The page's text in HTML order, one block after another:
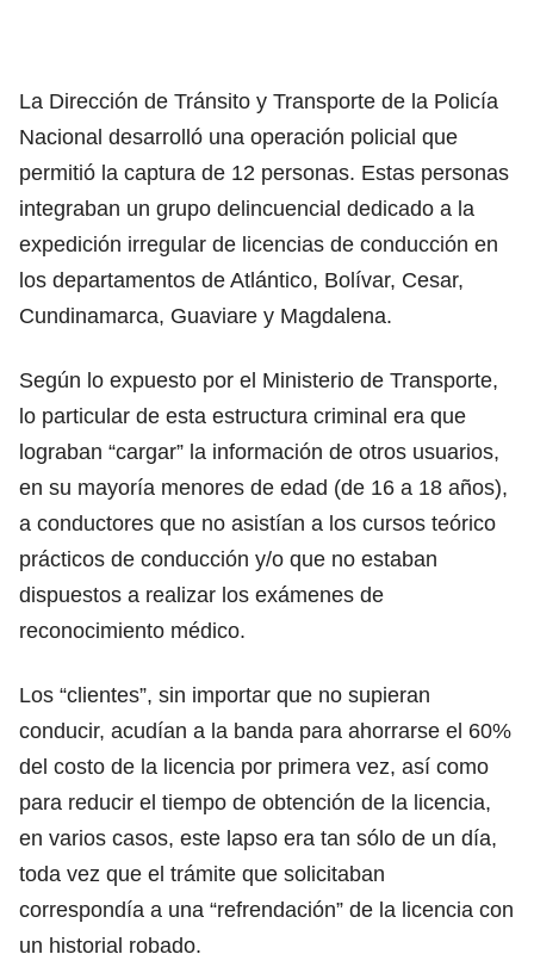
La Dirección de Tránsito y Transporte de la Policía
Nacional desarrolló una operación policial que
permitió la captura de 12 personas. Estas personas
integraban un grupo delincuencial dedicado a la
expedición irregular de licencias de conducción en
los departamentos de Atlántico, Bolívar, Cesar,
Cundinamarca, Guaviare y Magdalena.
Según lo expuesto por el Ministerio de Transporte,
lo particular de esta estructura criminal era que
lograban “cargar” la información de otros usuarios,
en su mayoría menores de edad (de 16 a 18 años),
a conductores que no asistían a los cursos teórico
prácticos de conducción y/o que no estaban
dispuestos a realizar los exámenes de
reconocimiento médico.
Los “clientes”, sin importar que no supieran
conducir, acudían a la banda para ahorrarse el 60%
del costo de la licencia por primera vez, así como
para reducir el tiempo de obtención de la licencia,
en varios casos, este lapso era tan sólo de un día,
toda vez que el trámite que solicitaban
correspondía a una “refrendación” de la licencia con
un historial robado.